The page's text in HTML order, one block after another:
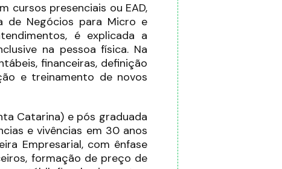
cursos presenciais ou EAD,
de Negócios para Micro e
é explicada a
na pessoa física. Na
financeiras, definição
e treinamento de novos
Catarina) e pós graduada
e vivências em 30 anos
Empresarial, com ênfase
formação de preço de